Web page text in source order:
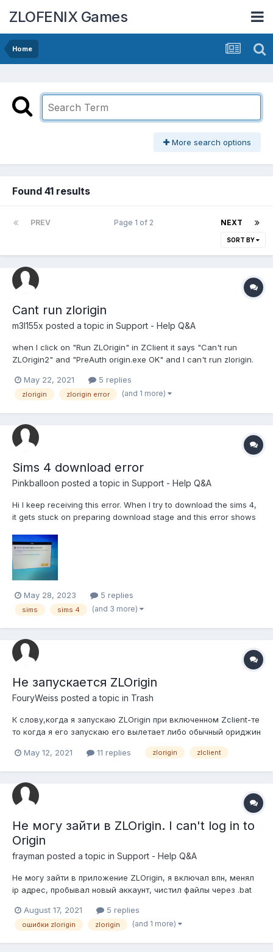
ZLOFENIX Games
Home
More search options
Found 41 results
PREV NEXT
Page 1 of 2
SORT BY
Cant run zlorigin
m3l155x posted a topic in Support - Help Q&A
when I click on "Run ZLOrigin" in ZClient it says "Can't run
ZLOrigin2" and "PreAuth origin.exe OK" and I can't run zlorigin.
May 22, 2021
5 replies
zlorigin zlorigin error (and 1 more)
Sims 4 download error
Pinkballoon posted a topic in Support - Help Q&A
Hi I keep receiving this error. When I try to download the sims 4,
it gets stuck on preparing download stage and this error shows
May 28, 2023 5 replies
sims sims 4 (and 3 more)
Не запускается ZLOrigin
FouryWeiss posted a topic in Trash
К слову,когда я запускаю ZLOrigin при включенном Zсlient-те
то когда я его запускаю его вылетает либо обычный ориджин
ориджина(16 и 18 пунк в FAQ)при этом после последнего
просто оказывался в па...
May 12, 2021 11 replies zlorigin zlclient
Не могу зайти в ZLOrigin. I can't log in to
Origin
frayman posted a topic in Support - Help Q&A
Не могу зайти в приложение ZLOrigin, я включал впн, менял
ip адрес, пробывал новый аккаунт, чистил файлы через .bat
имени администратора, устанавливал directx, visual c++, но
у меня вылезет 2 ошибки: 1.Войдите в сеть чтобы первый раз
August 17, 2021 5 replies
ошибки zlorigin zlorigin (and 1 more)